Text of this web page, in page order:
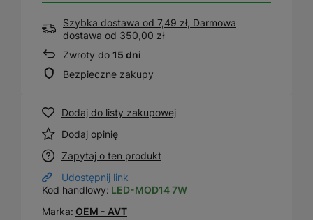
Szybka dostawa od 7,49 zł, Darmowa
dostawa od 350,00 zł
Zwroty do 15 dni
Bezpieczne zakupy
Dodaj do listy zakupowej
Dodaj opinię
Zapytaj o ten produkt
Udostępnij link
Kod handlowy: LED-MOD14 7W
Marka: OEM - AVT